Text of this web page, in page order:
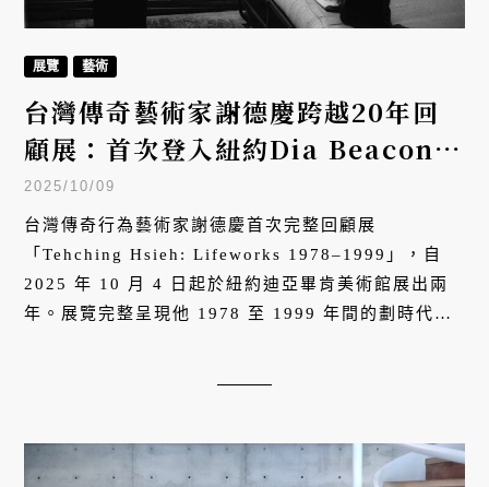
展覽 藝術
台灣傳奇藝術家謝德慶跨越20年回
顧展：首次登入紐約Dia Beacon，
與安迪沃荷等當代傳奇並肩
2025/10/09
台灣傳奇行為藝術家謝德慶首次完整回顧展
「Tehching Hsieh: Lifeworks 1978–1999」，自
2025 年 10 月 4 日起於紐約迪亞畢肯美術館展出兩
年。展覽完整呈現他 1978 至 1999 年間的劃時代創